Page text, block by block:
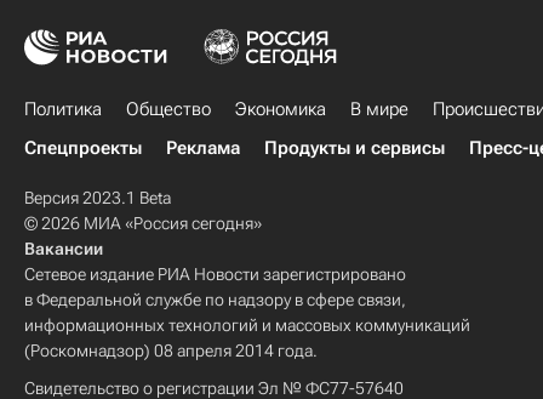
Политика Общество Экономика В мире
Спецпроекты
Реклама Продукты и сервисы Пресс-
Версия 2023.1 Beta
© 2026 МИА «Россия сегодня»
Вакансии
Сетевое издание РИА Новости зарегистрировано
в Федеральной службе по надзору в сфере связи,
информационных технологий и массовых коммуникаций
(Роскомнадзор) 08 апреля 2014 года.
Свидетельство о регистрации Эл № ФС77-57640